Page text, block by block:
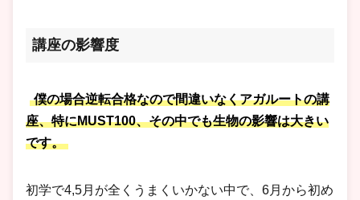
講座の影響度
僕の場合逆転合格なので間違いなくアガルートの講
座、特にMUST100、その中でも生物の影響は大きい
です。
初学で4,5月が全くうまくいかない中で、6月から初め